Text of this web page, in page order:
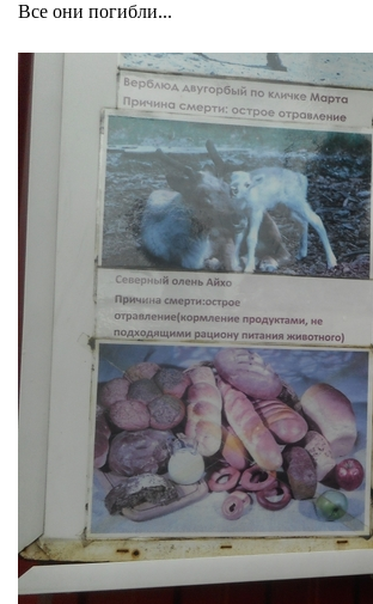
Все они погибли...